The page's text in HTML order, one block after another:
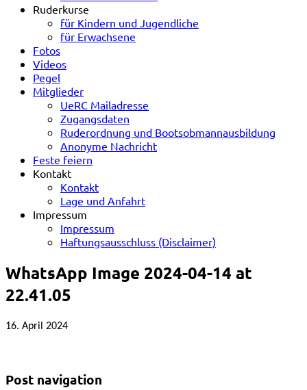
Ruderkurse
für Kindern und Jugendliche
für Erwachsene
Fotos
Videos
Pegel
Mitglieder
UeRC Mailadresse
Zugangsdaten
Ruderordnung und Bootsobmannausbildung
Anonyme Nachricht
Feste feiern
Kontakt
Kontakt
Lage und Anfahrt
Impressum
Impressum
Haftungsausschluss (Disclaimer)
WhatsApp Image 2024-04-14 at
22.41.05
16. April 2024
Post navigation